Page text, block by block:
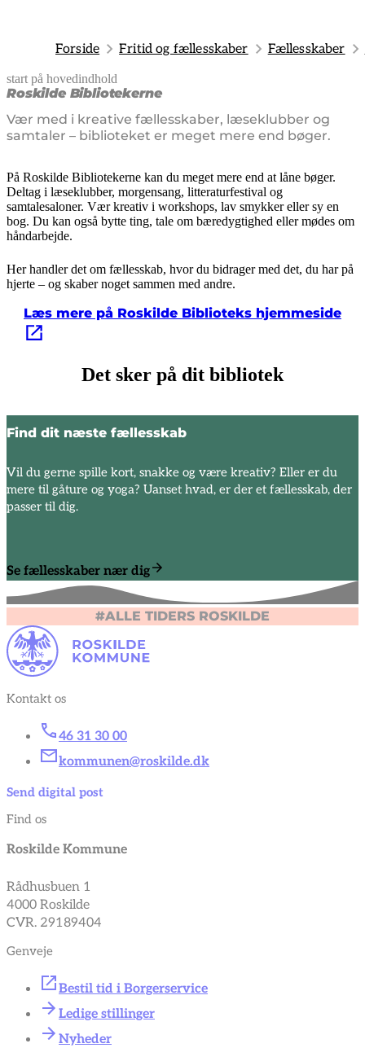
Forside Fritid og fællesskaber Fællesskaber
start på hovedindhold
Roskilde Bibliotekerne
Vær med i kreative fællesskaber, læseklubber og
samtaler – biblioteket er meget mere end bøger.
senest opdateret 4. august 2025
På Roskilde Bibliotekerne kan du meget mere end at låne bøger.
Deltag i læseklubber, morgensang, litteraturfestival og
samtalesaloner. Vær kreativ i workshops, lav smykker eller sy en
bog. Du kan også bytte ting, tale om bæredygtighed eller mødes om
håndarbejde.
Her handler det om fællesskab, hvor du bidrager med det, du har på
hjerte – og skaber noget sammen med andre.
Læs mere på Roskilde Biblioteks hjemmeside
Det sker på dit bibliotek
Find dit næste fællesskab
Vil du gerne spille kort, snakke og være kreativ? Eller er du
mere til gåture og yoga? Uanset hvad, er der et fællesskab, der
passer til dig.
Se fællesskaber nær dig
#ALLE TIDERS ROSKILDE
Kontakt os
46 31 30 00
kommunen@roskilde.dk
Send digital post
Find os
Roskilde Kommune
Rådhusbuen 1
4000 Roskilde
CVR. 29189404
Genveje
Bestil tid i Borgerservice
Ledige stillinger
Nyheder